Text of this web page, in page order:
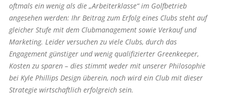
oftmals ein wenig als die „Arbeiterklasse“ im Golfbetrieb
angesehen werden: Ihr Beitrag zum Erfolg eines Clubs steht auf
gleicher Stufe mit dem Clubmanagement sowie Verkauf und
Marketing. Leider versuchen zu viele Clubs, durch das
Engagement günstiger und wenig qualifizierter Greenkeeper,
Kosten zu sparen – dies stimmt weder mit unserer Philosophie
bei Kyle Phillips Design überein, noch wird ein Club mit dieser
Strategie wirtschaftlich erfolgreich sein.